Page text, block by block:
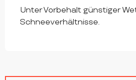
Unter Vorbehalt günstiger
Schneeverhältnisse.